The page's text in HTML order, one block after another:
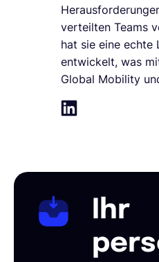
verteilten Teams
hat sie eine echte
entwickelt, was
Global Mobility
Ihr